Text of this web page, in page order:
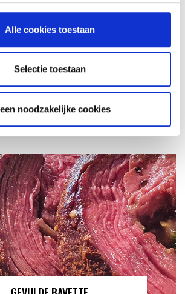
Alle cookies toestaan
Selectie toestaan
noodzakelijke cookies
GEHAKTBROOD
RECEPT